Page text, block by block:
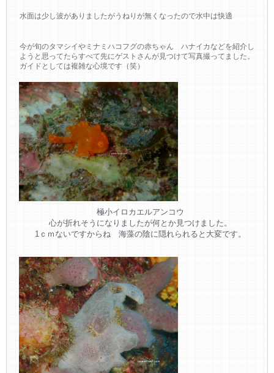
水面は少し波がありましたがうねりが無くなったので水中は快適
今が旬のタマシイやミナミハコフグの赤ちゃん ハナイカなどを紹介し
ようと思ってたらすべて先にゲストさんが見つけて写真撮ってました。
ガイドとしては複雑な心境です（笑）
極小イロカエルアンコウ
心が折れそうになりましたが何とか見つけました。
1ｃｍないですからね 海藻の陰に隠れられると大変です。